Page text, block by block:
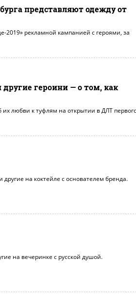
представляют одежду от
2019» рекламной кампанией с героями, за
героини — о том, как
их любви к туфлям на открытии в ДЛТ
на коктейле с основателем бренда.
на вечеринке с русской душой.